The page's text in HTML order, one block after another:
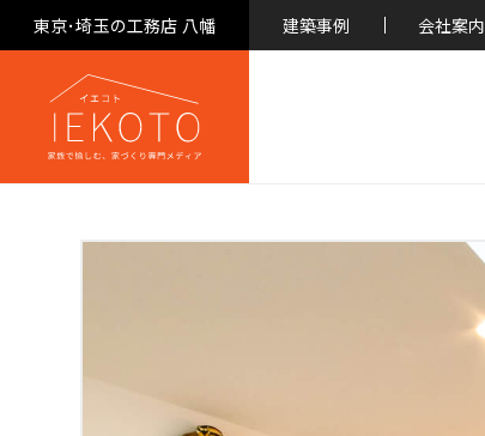
東京･埼玉の工務店 八幡 建築事例 会社案内